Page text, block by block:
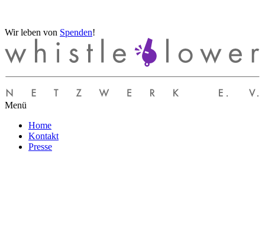
Wir leben von Spenden!
Menü
Home
Kontakt
Presse